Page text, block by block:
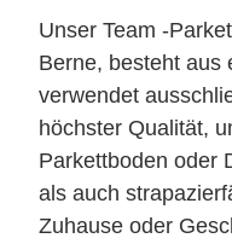
Unser Team -
Berne, besteht aus
verwendet
höchster Qualität,
Parkettboden oder
als auch
Zuhause oder